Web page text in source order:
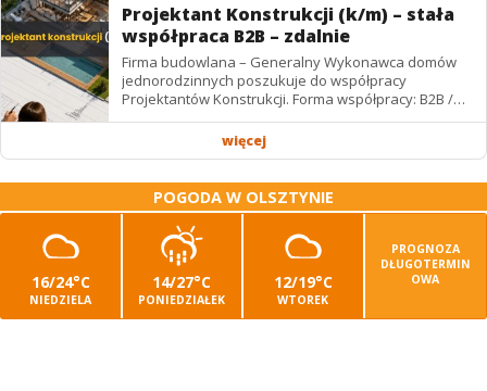
Projektant Konstrukcji (k/m) – stała
współpraca B2B – zdalnie
Firma budowlana – Generalny Wykonawca domów
jednorodzinnych poszukuje do współpracy
Projektantów Konstrukcji. Forma współpracy: B2B /
podwykonawstwo – zdalnie. Wynagrodzenie: ✔
więcej
POGODA W OLSZTYNIE
16/24°C
NIEDZIELA
14/27°C
PONIEDZIAŁEK
12/19°C
WTOREK
PROGNOZA
DŁUGOTERMIN
OWA